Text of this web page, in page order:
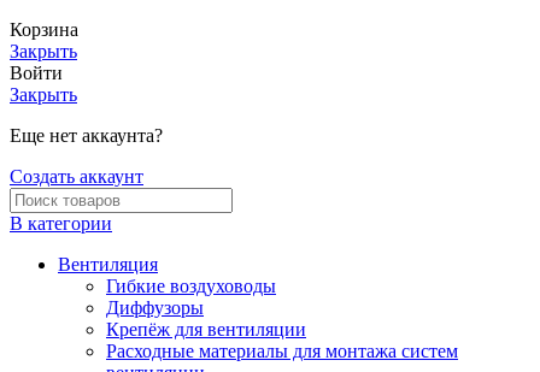
Корзина
Закрыть
Войти
Закрыть
Еще нет аккаунта?
Создать аккаунт
В категории
Вентиляция
Гибкие воздуховоды
Диффузоры
Крепёж для вентиляции
Расходные материалы для монтажа систем